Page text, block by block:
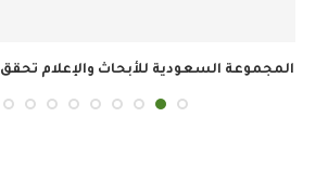
المجموعة السعودية للأبحاث والإعلام تحقق 34.8 مليون ريال...